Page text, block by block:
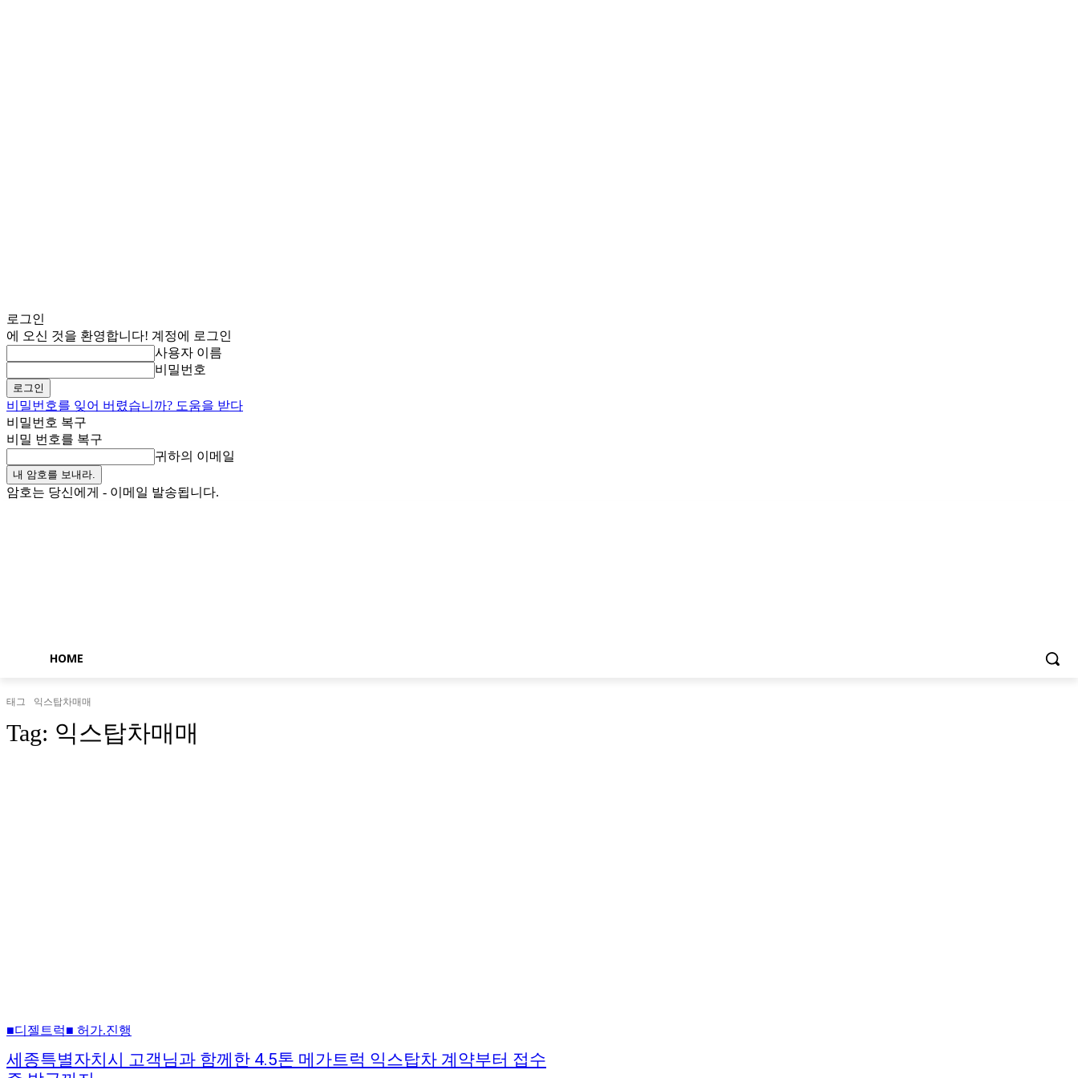
로그인
에 오신 것을 환영합니다! 계정에 로그인
사용자 이름
비밀번호
비밀번호를 잊어 버렸습니까? 도움을 받다
비밀번호 복구
비밀 번호를 복구
귀하의 이메일
암호는 당신에게 - 이메일 발송됩니다.
HOME
태그 익스탑차매매
Tag: 익스탑차매매
■디젤트럭■ 허가.진행
세종특별자치시 고객님과 함께한 4.5톤 메가트럭 익스탑차 계약부터 접수